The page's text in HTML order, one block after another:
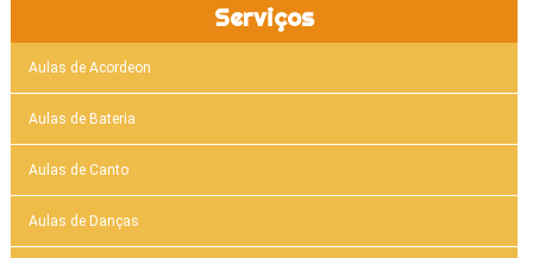
Serviços
Aulas de Acordeon
Aulas de Bateria
Aulas de Canto
Aulas de Danças